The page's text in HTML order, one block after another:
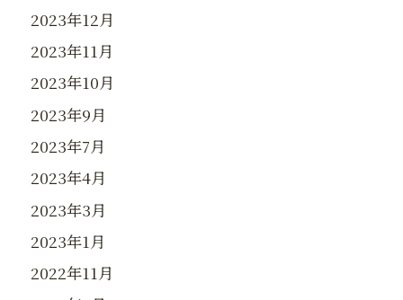
2023年12月
2023年11月
2023年10月
2023年9月
2023年7月
2023年4月
2023年3月
2023年1月
2022年11月